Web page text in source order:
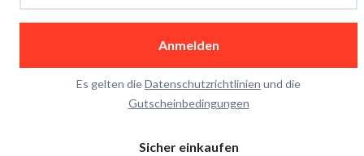
Anmelden
Es gelten dieDatenschutzrichtlinien und die
Gutscheinbedingungen
Sicher einkaufen